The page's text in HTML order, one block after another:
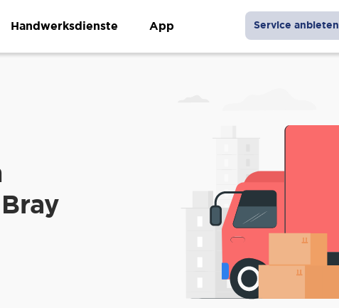
Handwerksdienste App Service anbieten